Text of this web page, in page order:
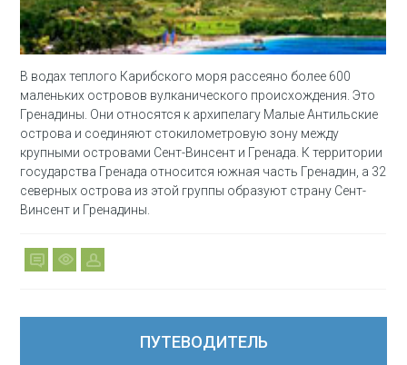
В водах теплого Карибского моря рассеяно более 600
маленьких островов вулканического происхождения. Это
Гренадины. Они относятся к архипелагу Малые Антильские
острова и соединяют стокилометровую зону между
крупными островами Сент-Винсент и Гренада. К территории
государства Гренада относится южная часть Гренадин, а 32
северных острова из этой группы образуют страну Сент-
Винсент и Гренадины.
ПУТЕВОДИТЕЛЬ